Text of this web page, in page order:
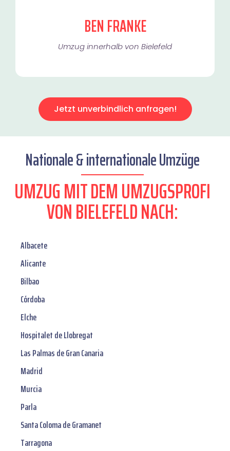
BEN FRANKE
Umzug innerhalb von Bielefeld​
Jetzt unverbindlich anfragen!
Nationale & internationale Umzüge
UMZUG MIT DEM UMZUGSPROFI
VON BIELEFELD NACH:
Albacete
Alicante
Bilbao
Córdoba
Elche
Hospitalet de Llobregat
Las Palmas de Gran Canaria
Madrid
Murcia
Parla
Santa Coloma de Gramanet
Tarragona